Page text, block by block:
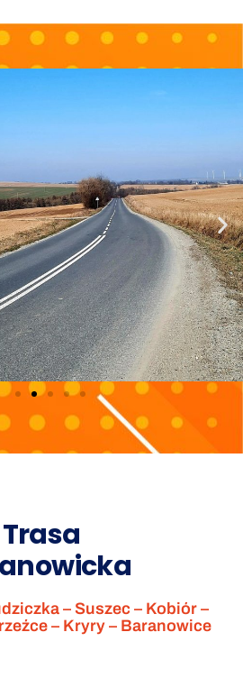
Trasa
– Suszec – Kobiór –
– Kryry – Baranowice